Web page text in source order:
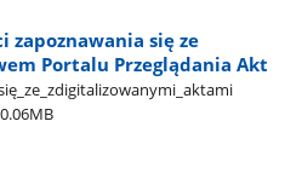
się ze
Portalu Przeglądania Akt
0.06MB